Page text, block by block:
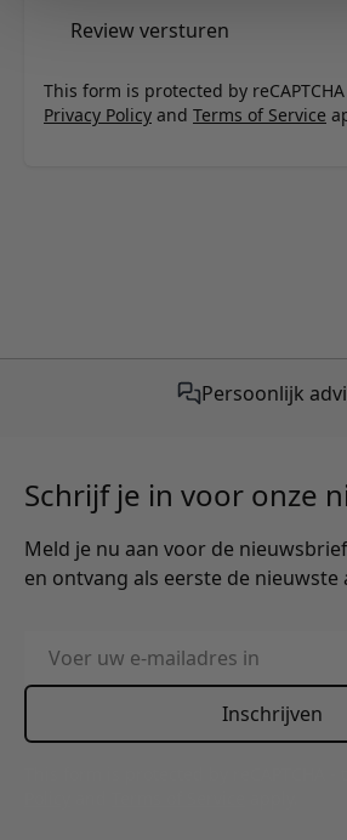
Review versturen
This form is protected by
Privacy Policy and Terms of Service
Gratis verzending
Schrijf je in voor onze
Meld je nu aan voor de nieuwsbrief
en ontvang als eerste de nieuwste
E-mailadres
Inschrijven